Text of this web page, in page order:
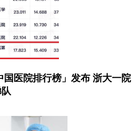
国医院排行榜」发布 浙大一院